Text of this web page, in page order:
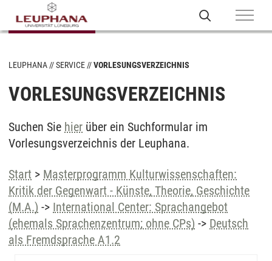
LEUPHANA SERVICE VORLESUNGSVERZEICHNIS
VORLESUNGSVERZEICHNIS
Suchen Sie hier über ein Suchformular im
Vorlesungsverzeichnis der Leuphana.
Start > Masterprogramm Kulturwissenschaften:
Kritik der Gegenwart - Künste, Theorie, Geschichte
(M.A.) -> International Center: Sprachangebot
(ehemals Sprachenzentrum; ohne CPs) -> Deutsch
als Fremdsprache A1.2